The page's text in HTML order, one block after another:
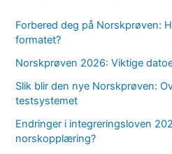
Forbered deg på Norskprøven:
formatet?
Norskprøven 2026: Viktige
Slik blir den nye Norskprøven:
testsystemet
Endringer i integreringsloven
norskopplæring?